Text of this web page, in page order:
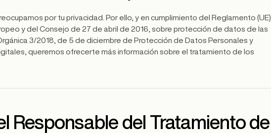
por tu privacidad. Por ello, y en cumplimiento del Reglamento (UE)
y del Consejo de 27 de abril de 2016, sobre protección de datos de las
3/2018, de 5 de diciembre de Protección de Datos Personales y
queremos ofrecerte más información sobre el tratamiento de los
Responsable del Tratamiento de